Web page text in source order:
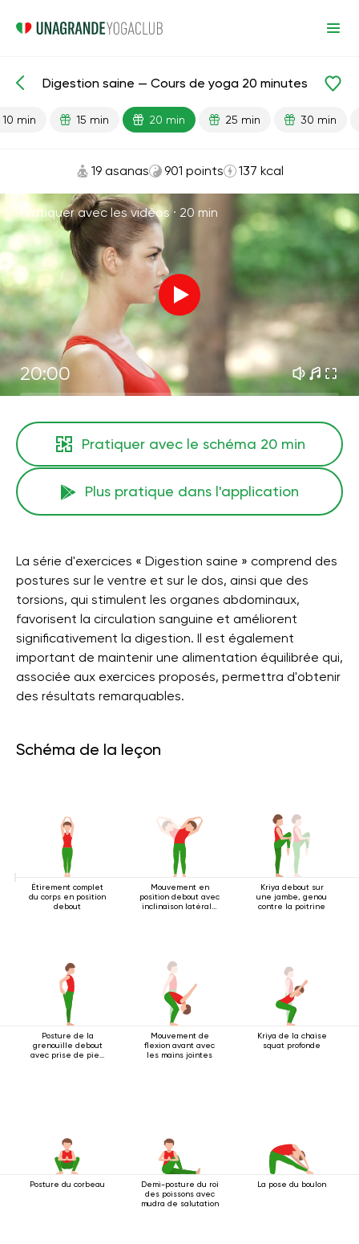
Leçons prêtes Digestion
Digestion saine — Cours de yoga 20 minutes
10 min 15 min 20 min 25 min 30 min
19 asanas 901 points 137 kcal
Pratiquer avec les vidéos · 20 min
20:00
Pratiquer avec le schéma 20 min
Plus pratique dans l'application
La série d'exercices « Digestion saine » comprend des
postures sur le ventre et sur le dos, ainsi que des
torsions, qui stimulent les organes abdominaux,
favorisent la circulation sanguine et améliorent
significativement la digestion. Il est également
important de maintenir une alimentation équilibrée qui,
associée aux exercices proposés, permettra d'obtenir
des résultats remarquables.
Schéma de la leçon
Étirement complet
du corps en position
debout
Mouvement en
position debout avec
inclinaison latérale
Kriya debout sur
une jambe, genou
contre la poitrine
Posture de la
grenouille debout
avec prise de pied
Mouvement de
flexion avant avec
les mains jointes
Kriya de la chaise
squat profonde
Posture du corbeau
Demi-posture du roi
des poissons avec
mudra de salutation
La pose du boulon